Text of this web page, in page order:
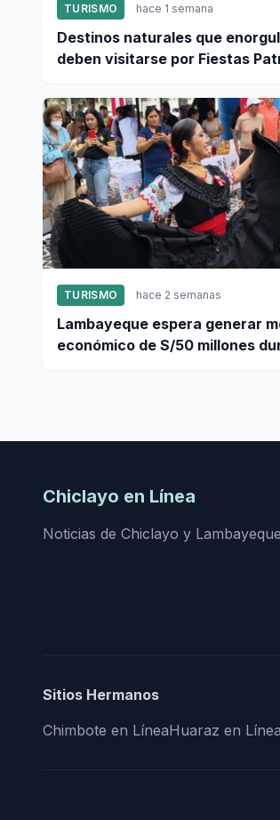
TURISMO hace 1 semana
Destinos naturales que
deben visitarse por Fiestas
TURISMO hace 2 semanas
Lambayeque espera generar
económico de S/50 millones
Chiclayo en Línea
Noticias de Chiclayo y Lambayeque
Sitios Hermanos
Chimbote en LíneaHuaraz en Línea